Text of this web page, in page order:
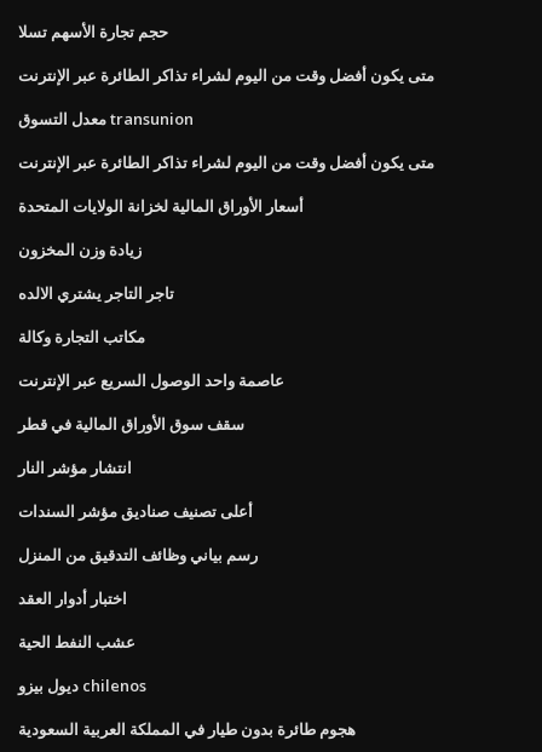
حجم تجارة الأسهم تسلا
متى يكون أفضل وقت من اليوم لشراء تذاكر الطائرة عبر الإنترنت
معدل التسوق transunion
متى يكون أفضل وقت من اليوم لشراء تذاكر الطائرة عبر الإنترنت
أسعار الأوراق المالية لخزانة الولايات المتحدة
زيادة وزن المخزون
تاجر التاجر يشتري الالده
مكاتب التجارة وكالة
عاصمة واحد الوصول السريع عبر الإنترنت
سقف سوق الأوراق المالية في قطر
انتشار مؤشر النار
أعلى تصنيف صناديق مؤشر السندات
رسم بياني وظائف التدقيق من المنزل
اختبار أدوار العقد
عشب النفط الحية
ديول بيزو chilenos
هجوم طائرة بدون طيار في المملكة العربية السعودية